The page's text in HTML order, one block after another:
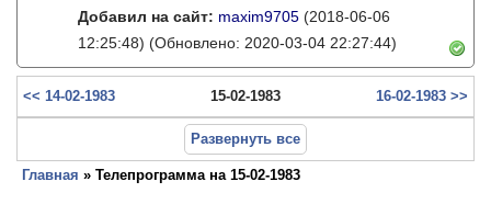
Добавил на сайт: maxim9705 (2018-06-06
12:25:48) (Обновлено: 2020-03-04 22:27:44)
<< 14-02-1983 15-02-1983 16-02-1983 >>
Развернуть все
Главная » Телепрограмма на 15-02-1983